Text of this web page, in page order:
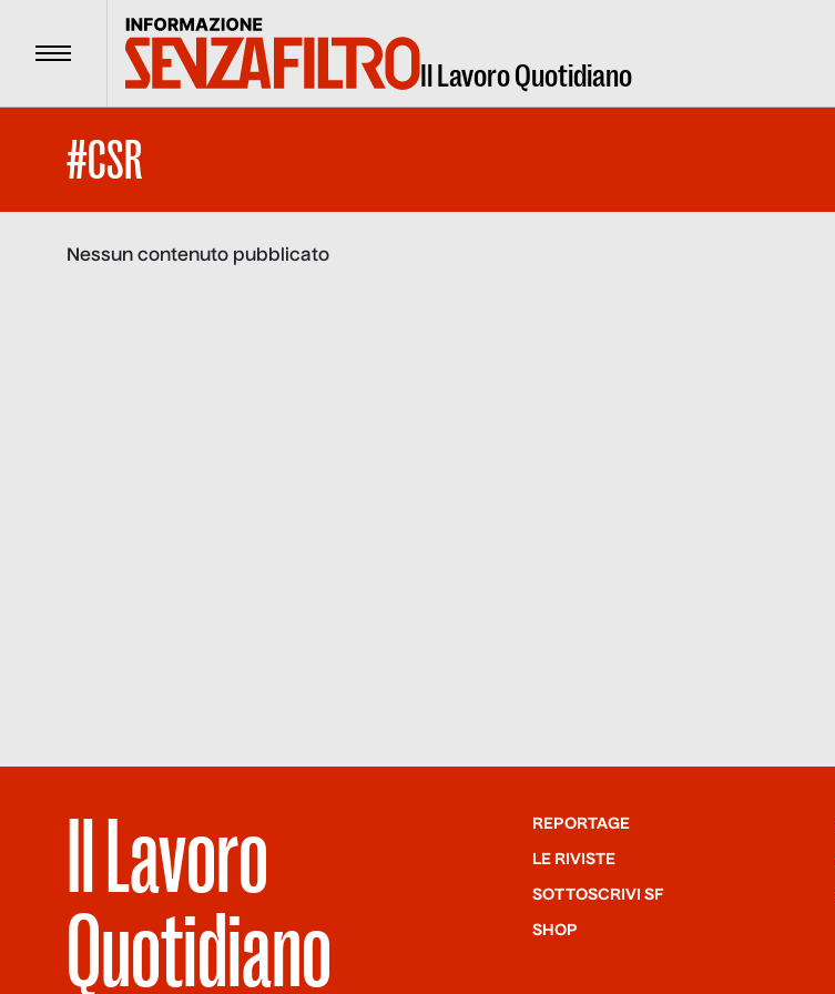
Menu Il Lavoro Quotidiano
#CSR
Nessun contenuto pubblicato
Il Lavoro
Quotidiano
REPORTAGE
LE RIVISTE
SOTTOSCRIVI SF
SHOP